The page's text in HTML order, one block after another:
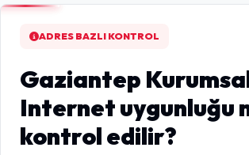
ADRES BAZLI KONTROL
Gaziantep
Internet uygunluğu
kontrol edilir?